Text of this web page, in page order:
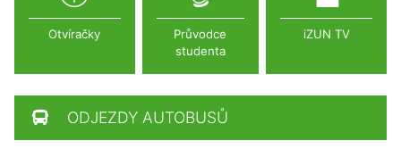
Otvíračky
Průvodce
studenta
iZUN TV
ODJEZDY AUTOBUSŮ